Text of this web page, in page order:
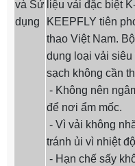
và Sử
dụng
liệu vải đặc biệt
KEEPFLY tiên
thao Việt Nam.
dụng loại vải siêu
sạch không cần
- Không nên
để nơi ẩm mốc.
- Vì vải không
tránh ủi vì nhiệt
- Hạn chế sấy